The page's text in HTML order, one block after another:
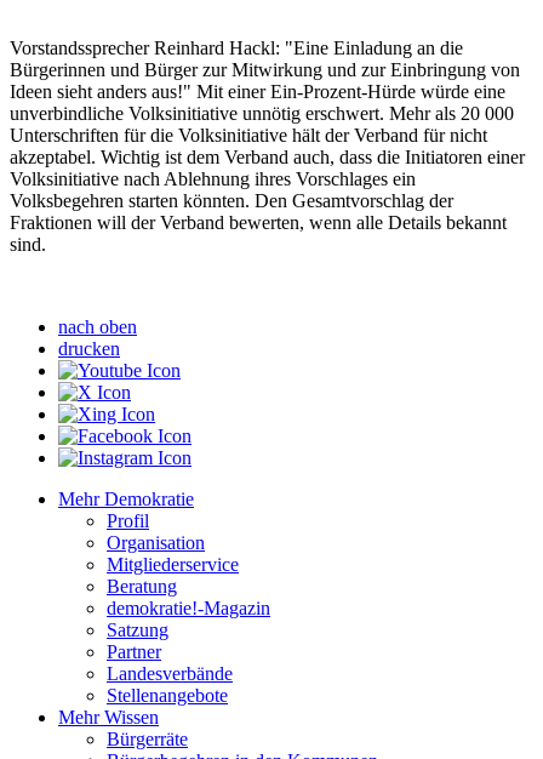
Vorstandssprecher Reinhard Hackl: "Eine Einladung an die
Bürgerinnen und Bürger zur Mitwirkung und zur Einbringung von
Ideen sieht anders aus!" Mit einer Ein-Prozent-Hürde würde eine
unverbindliche Volksinitiative unnötig erschwert. Mehr als 20 000
Unterschriften für die Volksinitiative hält der Verband für nicht
akzeptabel. Wichtig ist dem Verband auch, dass die Initiatoren einer
Volksinitiative nach Ablehnung ihres Vorschlages ein
Volksbegehren starten könnten. Den Gesamtvorschlag der
Fraktionen will der Verband bewerten, wenn alle Details bekannt
sind.
nach oben
drucken
Mehr Demokratie
Profil
Organisation
Mitgliederservice
Beratung
demokratie!-Magazin
Satzung
Partner
Landesverbände
Stellenangebote
Mehr Wissen
Bürgerräte